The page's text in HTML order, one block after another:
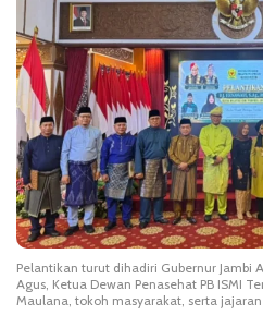
Pelantikan turut dihadiri Gubernur Jambi
Agus, Ketua Dewan Penasehat PB ISMI
Maulana, tokoh masyarakat, serta